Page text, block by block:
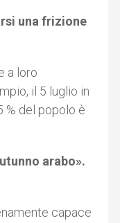
una frizione
a loro
il 5 luglio in
% del popolo è
arabo».
capace